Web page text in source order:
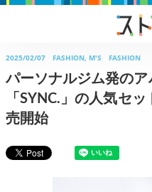
2025/02/07 FASHION, M'S FASHION
パーソナルジム発のア
「SYNC.」の人気セ
売開始